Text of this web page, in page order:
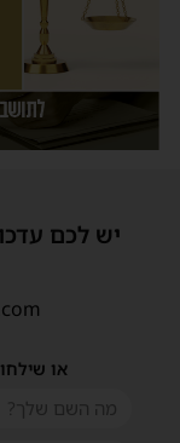
יש לכם
או